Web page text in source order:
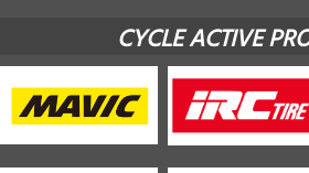
CYCLE ACTIVE